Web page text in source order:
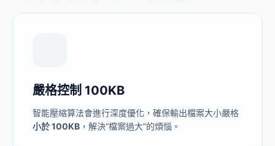
嚴格控制 100KB
智能壓縮算法會進行深度優化，確保輸出檔案大小嚴格
小於 100KB ，解決“檔案過大”的煩惱。